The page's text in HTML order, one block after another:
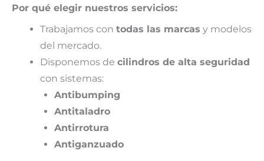
Por qué elegir nuestros servicios:
Trabajamos con todas las marcas y modelos
del mercado.
Disponemos de cilindros de alta seguridad
con sistemas:
Antibumping
Antitaladro
Antirrotura
Antiganzuado